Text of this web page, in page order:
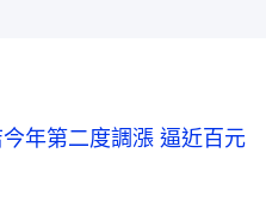
年第二度調漲 逼近百元